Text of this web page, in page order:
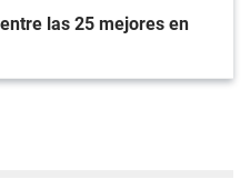
las 25 mejores en